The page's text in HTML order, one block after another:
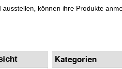
können ihre Produkte
Kategorien